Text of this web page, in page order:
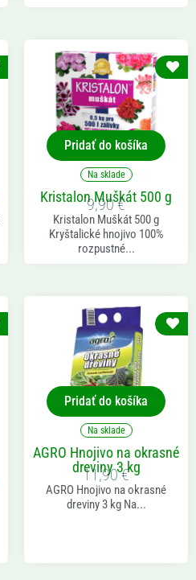
Pridať do košíka
Na sklade
Kristalon Muškát 500 g
9,90€
Kristalon Muškát 500 g
Kryštalické hnojivo 100%
rozpustné...
Pridať do košíka
Na sklade
AGRO Hnojivo na okrasné
dreviny 3 kg
11,90€
AGRO Hnojivo na okrasné
dreviny 3 kg Na...